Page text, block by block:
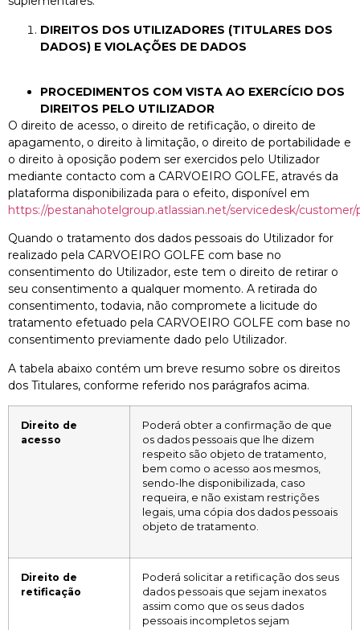
DIREITOS DOS UTILIZADORES (TITULARES DOS
DADOS) E VIOLAÇÕES DE DADOS
PROCEDIMENTOS COM VISTA AO EXERCÍCIO DOS
DIREITOS PELO UTILIZADOR
O direito de acesso, o direito de retificação, o direito de
apagamento, o direito à limitação, o direito de portabilidade e
o direito à oposição podem ser exercidos pelo Utilizador
mediante contacto com a CARVOEIRO GOLFE, através da
plataforma disponibilizada para o efeito, disponível em
https://pestanahotelgroup.atlassian.net/servicedesk/customer/
Quando o tratamento dos dados pessoais do Utilizador for
realizado pela CARVOEIRO GOLFE com base no
consentimento do Utilizador, este tem o direito de retirar o
seu consentimento a qualquer momento. A retirada do
consentimento, todavia, não compromete a licitude do
tratamento efetuado pela CARVOEIRO GOLFE com base no
consentimento previamente dado pelo Utilizador.
A tabela abaixo contém um breve resumo sobre os direitos
dos Titulares, conforme referido nos parágrafos acima.
Direito de
acesso
Poderá obter a confirmação de que
os dados pessoais que lhe dizem
respeito são objeto de tratamento,
bem como o acesso aos mesmos,
sendo-lhe disponibilizada, caso
requeira, e não existam restrições
legais, uma cópia dos dados pessoais
objeto de tratamento.
Direito de
retificação
Poderá solicitar a retificação dos seus
dados pessoais que sejam inexatos
assim como que os seus dados
pessoais incompletos sejam